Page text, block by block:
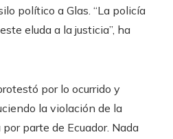
político a Glas. “La policía
eluda a la justicia”, ha
por lo ocurrido y
la violación de la
parte de Ecuador. Nada